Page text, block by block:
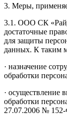
3. Меры,
3.1. ООО СК
достаточные
для защиты
данных. К таким
· назначение
обработки
· осуществление
обработки
27.07.2006 №